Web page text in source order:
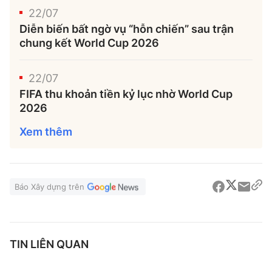
22/07
Diễn biến bất ngờ vụ “hỗn chiến” sau trận
chung kết World Cup 2026
22/07
FIFA thu khoản tiền kỷ lục nhờ World Cup
2026
Xem thêm
Báo Xây dựng trên
TIN LIÊN QUAN